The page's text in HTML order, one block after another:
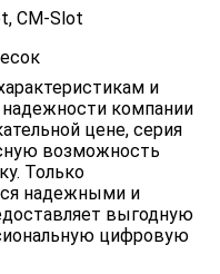
CM-Slot
и
компании
цене, серия
возможность
Только
надежными и
выгодную
цифровую